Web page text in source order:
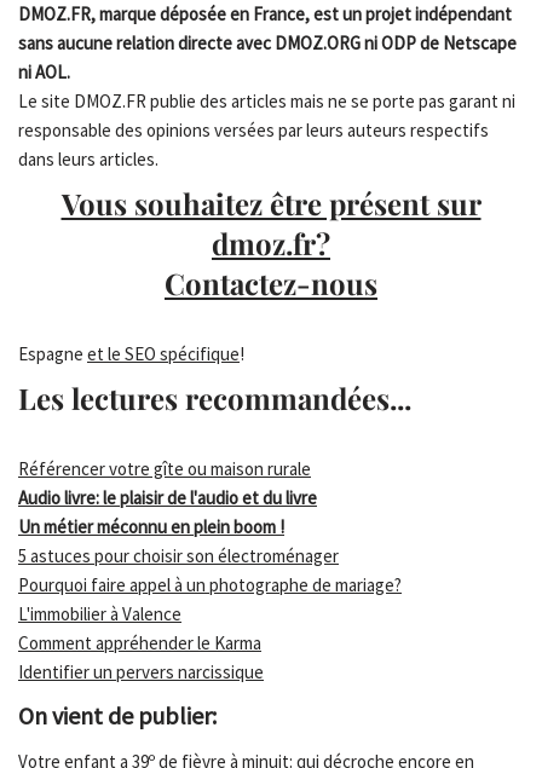
DMOZ.FR, marque déposée en France, est un projet indépendant
sans aucune relation directe avec DMOZ.ORG ni ODP de Netscape
ni AOL.
Le site DMOZ.FR publie des articles mais ne se porte pas garant ni
responsable des opinions versées par leurs auteurs respectifs
dans leurs articles.
Vous souhaitez être présent sur
dmoz.fr?
Contactez-nous
Espagne et le SEO spécifique!
Les lectures recommandées...
Référencer votre gîte ou maison rurale
Audio livre: le plaisir de l'audio et du livre
Un métier méconnu en plein boom !
5 astuces pour choisir son électroménager
Pourquoi faire appel à un photographe de mariage?
L'immobilier à Valence
Comment appréhender le Karma
Identifier un pervers narcissique
On vient de publier:
Votre enfant a 39º de fièvre à minuit: qui décroche encore en